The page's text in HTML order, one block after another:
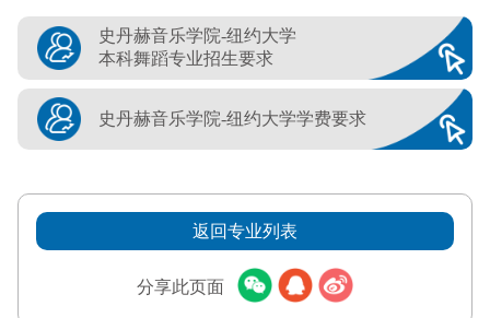
史丹赫音乐学院-纽约大学
本科舞蹈专业招生要求
史丹赫音乐学院-纽约大学学费要求
返回专业列表
分享此页面